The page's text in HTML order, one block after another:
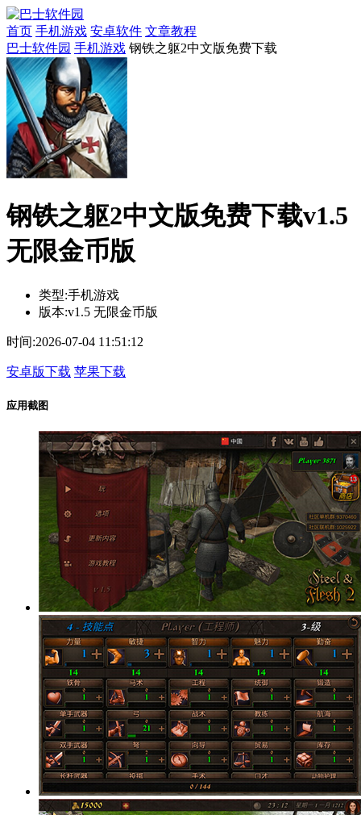
首页 手机游戏 安卓软件 文章教程
巴士软件园 手机游戏 钢铁之躯2中文版免费下载
钢铁之躯2中文版免费下载v1.5
无限金币版
类型:手机游戏
版本:v1.5 无限金币版
时间:2026-07-04 11:51:12
安卓版下载 苹果下载
应用截图